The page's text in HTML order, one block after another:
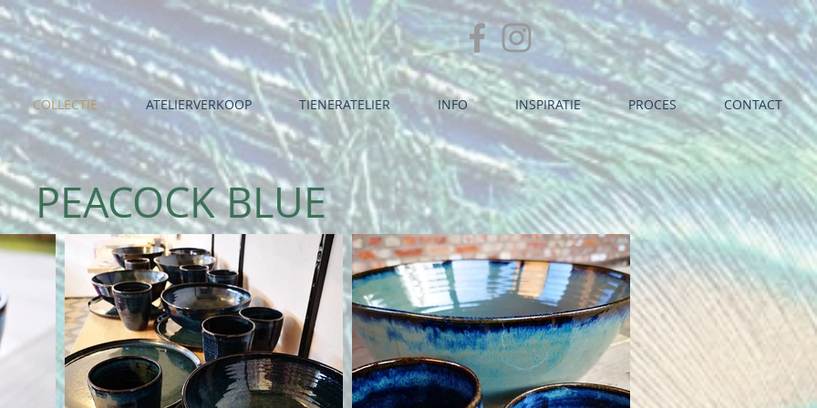
COLLECTIE ATELIERVERKOOP TIENERATELIER INFO INSPIRATIE PROCES CONTACT
PEACOCK BLUE